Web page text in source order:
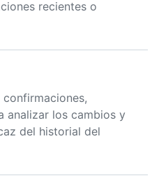
recientes o
analizar los cambios y
del historial del